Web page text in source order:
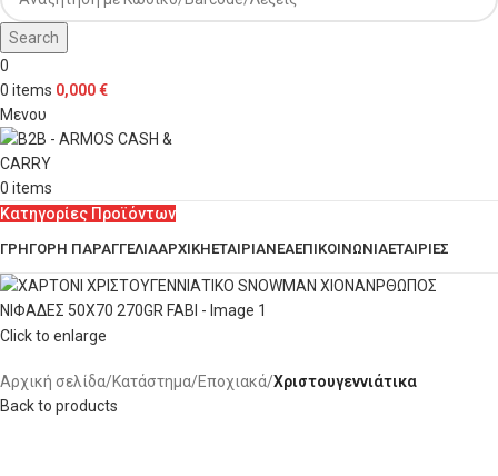
Search
0
0 items 0,000€
Μενου
0 items
Κατηγορίες Προϊόντων
ΓΡΗΓΟΡΗ ΠΑΡΑΓΓΕΛΙΑΑΡΧΙΚΗΕΤΑΙΡΙΑΝΕΑΕΠΙΚΟΙΝΩΝΙΑΕΤΑΙΡΙΕΣ
Click to enlarge
Αρχική σελίδα Κατάστημα Εποχιακά Χριστουγεννιάτικα
Back to products